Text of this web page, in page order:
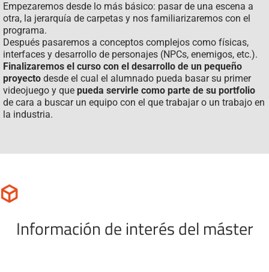
Empezaremos desde lo más básico: pasar de una escena a
otra, la jerarquía de carpetas y nos familiarizaremos con el
programa.
Después pasaremos a conceptos complejos como físicas,
interfaces y desarrollo de personajes (NPCs, enemigos, etc.).
Finalizaremos el curso con el desarrollo de un pequeño
proyecto desde el cual el alumnado pueda basar su primer
videojuego y que pueda servirle como parte de su portfolio
de cara a buscar un equipo con el que trabajar o un trabajo en
la industria.
Información de interés del máster